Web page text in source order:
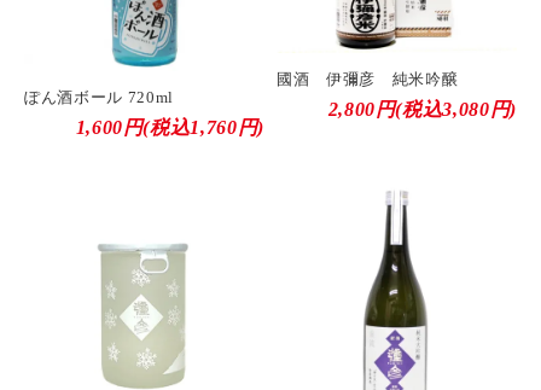
ぽん酒ボール 720ml
1,600円(税込1,760円)
國酒 伊彌彦 純米吟醸
2,800円(税込3,080円)